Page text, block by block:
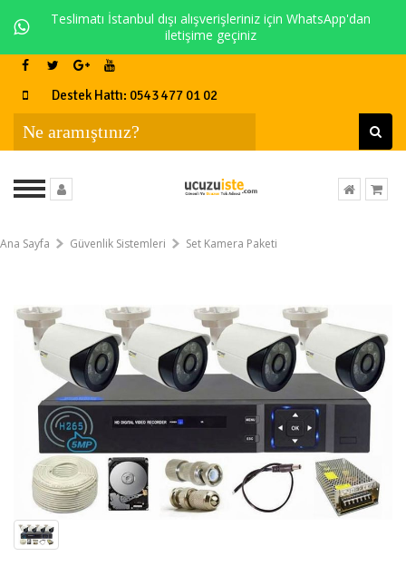
Teslimatı İstanbul dışı alışverişleriniz için WhatsApp'dan
iletişime geçiniz
Destek Hattı: 0543 477 01 02
Ana Sayfa Güvenlik Sistemleri Set Kamera Paketi